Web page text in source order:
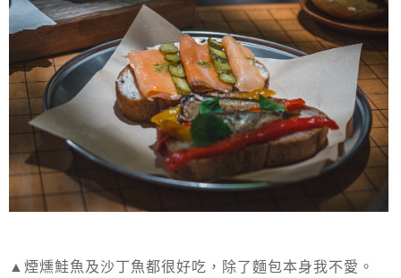
▲煙燻鮭魚及沙丁魚都很好吃，除了麵包本身我不愛。